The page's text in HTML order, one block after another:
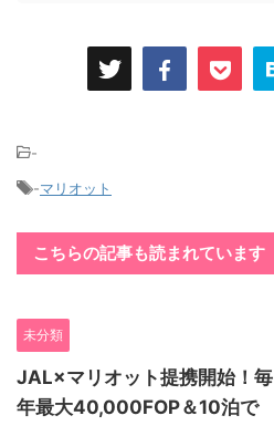
-
-マリオット
こちらの記事も読まれています
未分類
JAL×マリオット提携開始！毎
年最大40,000FOP＆10泊で